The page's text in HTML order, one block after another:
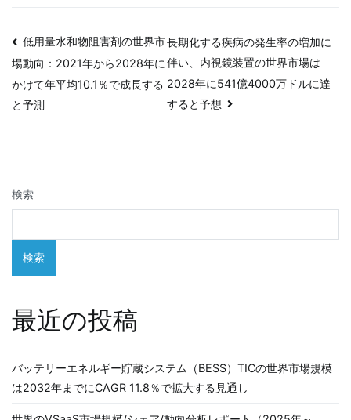
投
稿
ナ
ー
シ
ョ
ン
低用量水和物阻害剤の世界市
場動向：2021年から2028年に
かけて年平均10.1％で成長する
と予測
長期化する疾病の発生率の増加に
伴い、内視鏡装置の世界市場は
2028年に541億4000万ドルに達
すると予想
検索
検索
最近の投稿
バッテリーエネルギー貯蔵システム（BESS）TICの世界市場規模
は2032年までにCAGR 11.8％で拡大する見通し